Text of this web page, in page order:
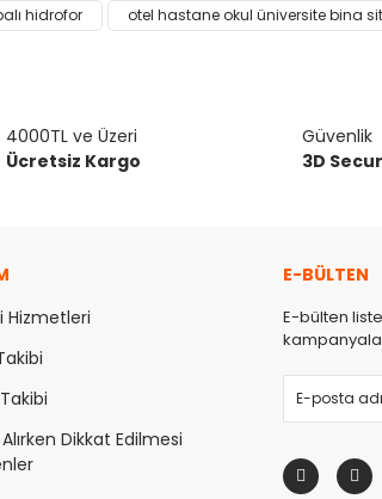
hidrofor
otel hastane okul üniversite bina
4000TL ve Üzeri
Ücretsiz Kargo
Güvenlik
3D
Hizmetleri
Dikkat Edilmesi
E-BÜLTEN
E-bülten